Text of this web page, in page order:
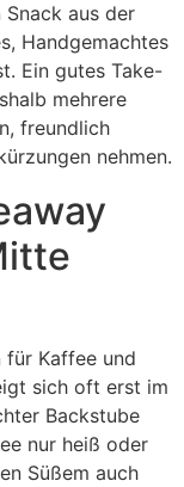
aus der
Handgemachtes
Ein gutes Take-
mehrere
freundlich
nehmen.
Kaffee und
sich oft erst im
Backstube
nur heiß oder
Süßem auch